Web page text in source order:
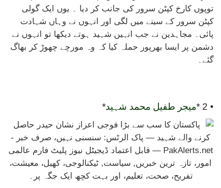
توپوں کارخ کپٹن سرور کی جانب کر دیا ۔ یوں ایک گولی
کپٹن سرور کے سینے میں لگی اور انہوں نے وہاں شہادت
پائی۔ مجاہدین نے جب انہیں شہید ہوتے دیکھا تو انہوں نے
دشمن پر ایسا بھرپور حملہ کیا کہ وہ مورچے چھوڑ کر بھاگ
گئے۔
• 2 * میجر طفیل محمد شہید*